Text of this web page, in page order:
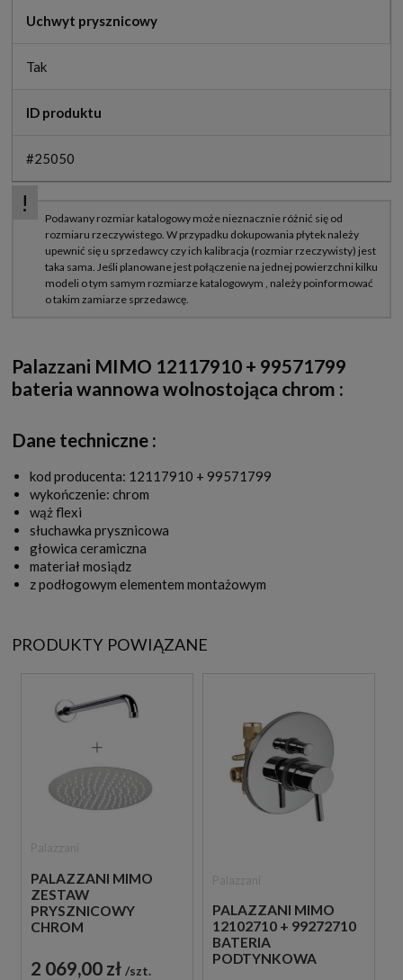
Uchwyt prysznicowy
Tak
ID produktu
#25050
Palazzani MIMO 12117910 + 99571799
bateria wannowa wolnostojąca chrom :
Dane techniczne :
kod producenta: 12117910 + 99571799
wykończenie: chrom
wąż flexi
słuchawka prysznicowa
głowica ceramiczna
materiał mosiądz
z podłogowym elementem montażowym
PRODUKTY POWIĄZANE
PALAZZANI MIMO
ZESTAW
PRYSZNICOWY
CHROM
2 069,00 zł szt.
PALAZZANI MIMO
12102710 + 99272710
BATERIA
PODTYNKOWA